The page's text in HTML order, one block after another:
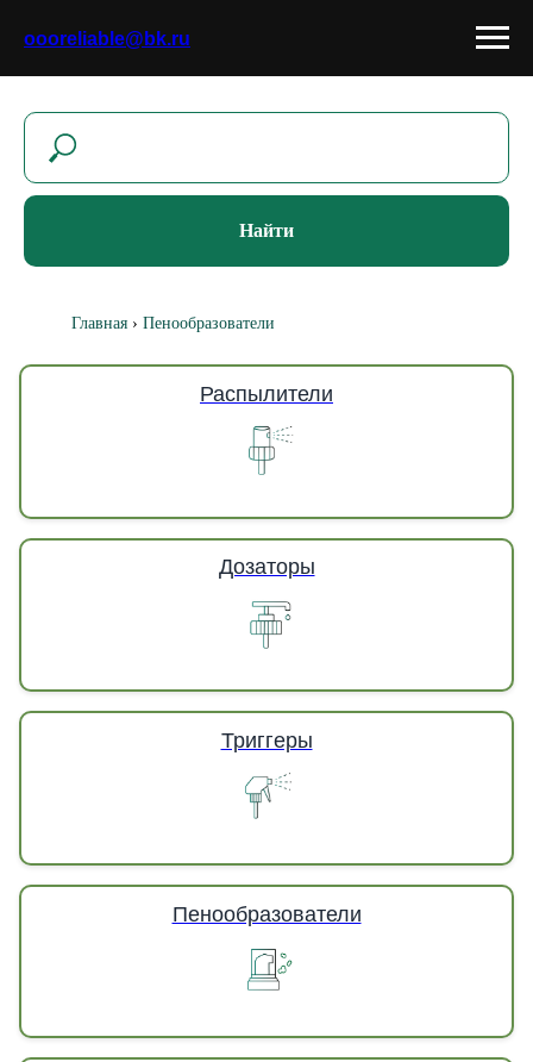
oooreliable@bk.ru
Найти
Главная › Пенообразователи
Распылители
Дозаторы
Триггеры
Пенообразователи